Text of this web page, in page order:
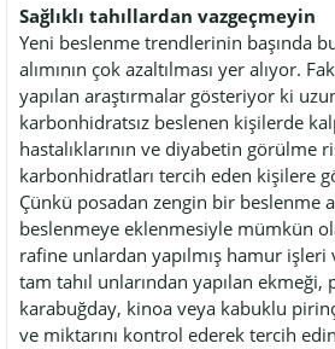
Sağlıklı tahıllardan vazgeçmeyin
Yeni beslenme trendlerinin başında
alımının çok azaltılması yer alıyor.
yapılan araştırmalar gösteriyor ki
karbonhidratsız beslenen kişilerde
hastalıklarının ve diyabetin görülme
karbonhidratları tercih eden kişilere
Çünkü posadan zengin bir beslenme
beslenmeye eklenmesiyle mümkün
rafine unlardan yapılmış hamur işleri
tam tahıl unlarından yapılan
karabuğday, kinoa veya kabuklu
ve miktarını kontrol ederek tercih